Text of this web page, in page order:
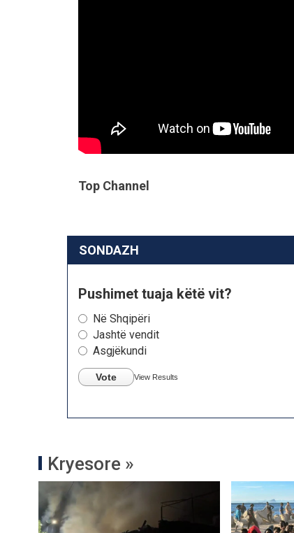
Top Channel
SONDAZH
Pushimet tuaja këtë vit?
Në Shqipëri
Jashtë vendit
Asgjëkundi
Vote View Results
Kryesore »